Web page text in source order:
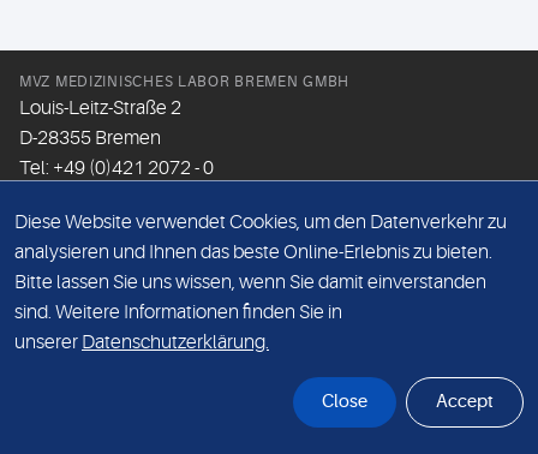
MVZ MEDIZINISCHES LABOR BREMEN GMBH
Louis-Leitz-Straße 2
D-28355 Bremen
Tel: +49 (0)421 2072 - 0
Email:info@mlhb.de
DATENSCHUTZ
IMPRESSUM
Diese Website verwendet Cookies, um den Datenverkehr zu
analysieren und Ihnen das beste Online-Erlebnis zu bieten.
Bitte lassen Sie uns wissen, wenn Sie damit einverstanden
sind. Weitere Informationen finden Sie in
unserer Datenschutzerklärung.
Close Accept